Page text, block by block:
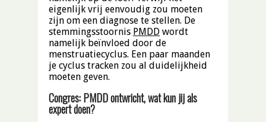
eigenlijk vrij eenvoudig zou moeten
zijn om een diagnose te stellen. De
stemmingsstoornis PMDD wordt
namelijk beïnvloed door de
menstruatiecyclus. Een paar maanden
je cyclus tracken zou al duidelijkheid
moeten geven.
Congres: PMDD ontwricht, wat kun jij als
expert doen?